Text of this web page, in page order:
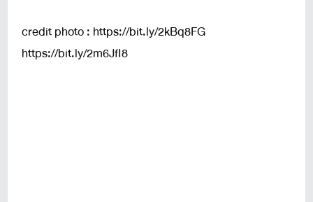
credit photo : https://bit.ly/2kBq8FG
https://bit.ly/2m6JfI8